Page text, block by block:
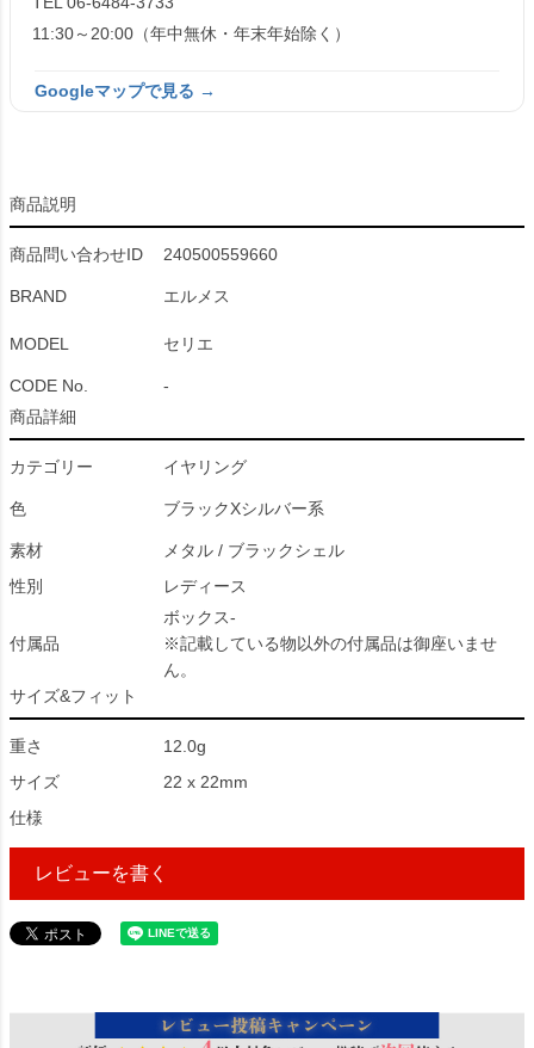
11:30～20:00（年中無休・年末年始除く）
Googleマップで見る →
商品説明
商品問い合わせID 240500559660
BRAND エルメス
MODEL セリエ
CODE No.
-
商品詳細
カテゴリー イヤリング
色 ブラックXシルバー系
素材
メタル / ブラックシェル
性別
レディース
付属品
ボックス-
※記載している物以外の付属品は御座いませ
ん。
サイズ&フィット
重さ
12.0g
サイズ
22 x 22mm
仕様
レビューを書く